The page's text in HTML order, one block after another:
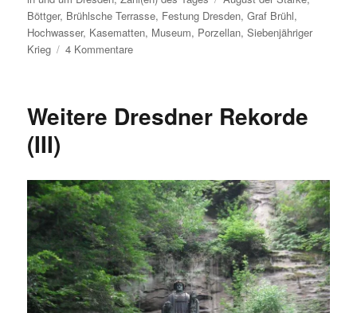
Böttger, Brühlsche Terrasse, Festung Dresden,Graf Brühl,
Hochwasser, Kasematten, Museum, Porzellan,Siebenjähriger
Krieg
4 Kommentarezu
in
Weitere Dresdner Rekorde
(III)